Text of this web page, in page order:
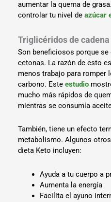
aumentar la quema de
controlar tu nivel deazúcar
Triglicéridos de
Son beneficiosos porque
cetonas. La razón de esto
menos trabajo para romper
carbono. Esteestudio
mucho más rápidos de
mientras se consumía
También, tiene un efecto
metabolismo. Algunos
dieta Keto incluyen:
Ayuda a tu cuerpo a
Aumenta la energía
Facilita el ayuno